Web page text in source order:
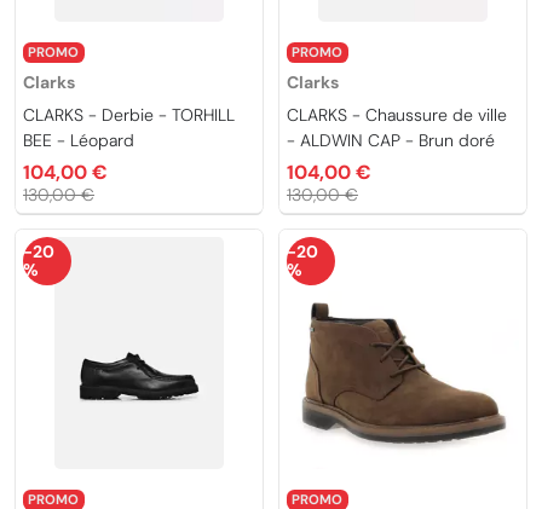
PROMO
Clarks
CLARKS - Derbie - TORHILL
BEE - Léopard
104,00 €
130,00 €
PROMO
Clarks
CLARKS - Chaussure de ville
- ALDWIN CAP - Brun doré
104,00 €
130,00 €
PROMO
-20
%
PROMO
-20
%